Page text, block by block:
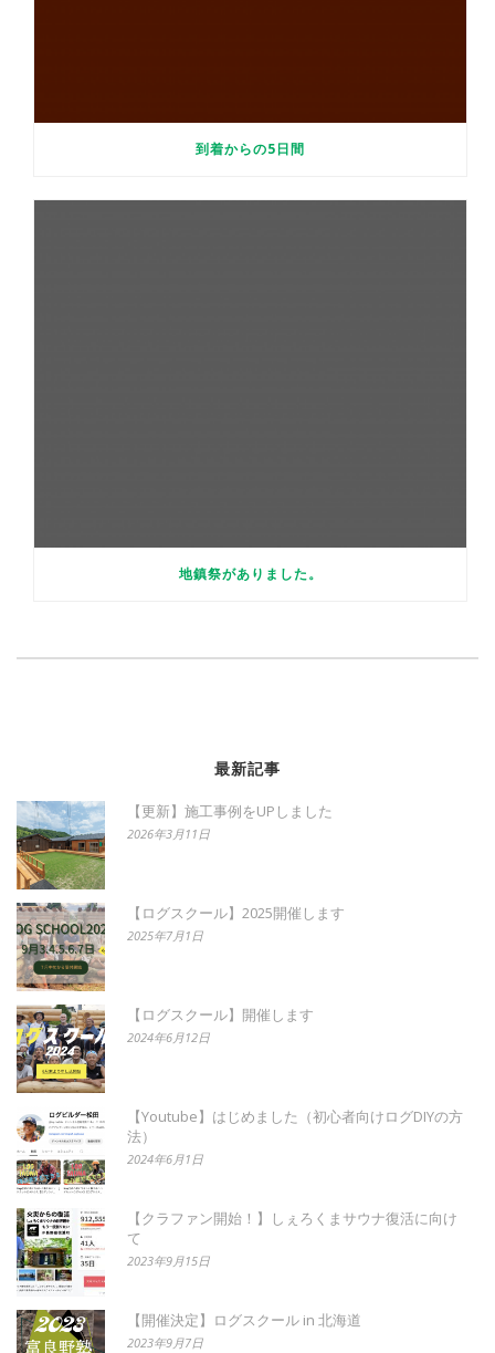
到着からの5日間
地鎮祭がありました。
最新記事
【更新】施工事例をUPしました
2026年3月11日
【ログスクール】2025開催します
2025年7月1日
【ログスクール】開催します
2024年6月12日
【Youtube】はじめました（初心者向けログDIYの方
法）
2024年6月1日
【クラファン開始！】しぇろくまサウナ復活に向け
て
2023年9月15日
【開催決定】ログスクール in 北海道
2023年9月7日